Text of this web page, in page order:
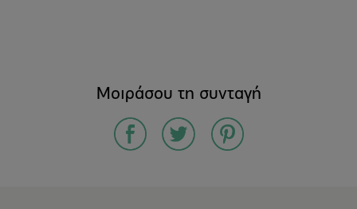
Μοιράσου τη συνταγή